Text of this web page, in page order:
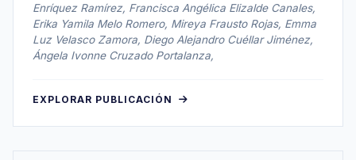
Enríquez Ramírez, Francisca Angélica Elizalde Canales,
Erika Yamila Melo Romero, Mireya Frausto Rojas, Emma
Luz Velasco Zamora, Diego Alejandro Cuéllar Jiménez,
Ángela Ivonne Cruzado Portalanza,
EXPLORAR PUBLICACIÓN